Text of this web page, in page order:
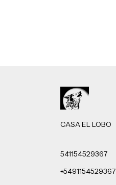
CASA EL LOBO
541154529367
+5491154529367